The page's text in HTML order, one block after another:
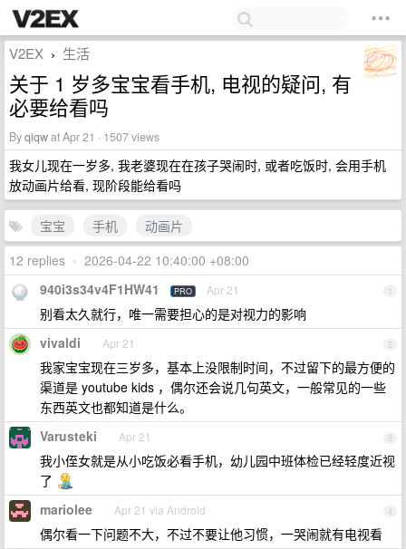
V2EX › 生活
关于 1 岁多宝宝看手机, 电视的疑问, 有
必要给看吗
Byqiqwat Apr 21 · 1507 views
我女儿现在一岁多, 我老婆现在在孩子哭闹时, 或者吃饭时, 会用手机
放动画片给看, 现阶段能给看吗
宝宝 手机
动画片
12 replies • 2026-04-22 10:40:00 +08:00
1
940i3s34v4F1HW41 PRO Apr 21
别看太久就行，唯一需要担心的是对视力的影响
2
vivaldi Apr 21
我家宝宝现在三岁多，基本上没限制时间，不过留下的最方便的
渠道是 youtube kids ，偶尔还会说几句英文，一般常见的一些
东西英文也都知道是什么。
3
Varusteki Apr 21
我小侄女就是从小吃饭必看手机，幼儿园中班体检已经轻度近视
了
4
mariolee Apr 21 via Android
偶尔看一下问题不大，不过不要让他习惯，一哭闹就有电视看